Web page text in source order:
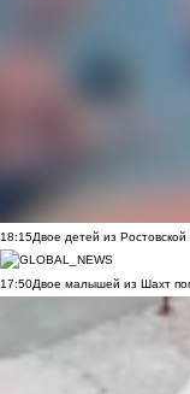
18:15Двое детей из
17:50Двое малышей из Шахт